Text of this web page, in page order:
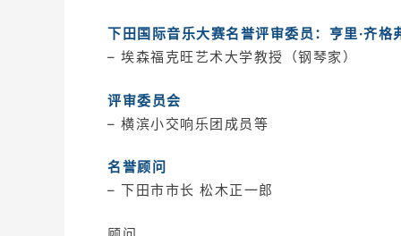
下田国际音乐大赛名誉评审委员：亨里·齐格
– 埃森福克旺艺术大学教授（钢琴家）
评审委员会
– 横滨小交响乐团成员等
名誉顾问
– 下田市市长 松木正一郎